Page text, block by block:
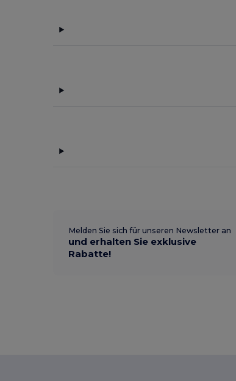
Melden Sie sich für unseren Newsletter an
und erhalten Sie exklusive
Rabatte!